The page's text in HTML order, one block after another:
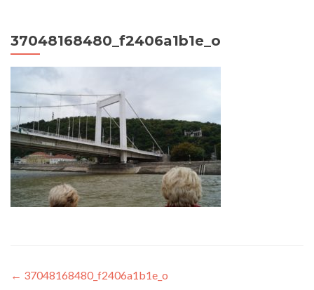
37048168480_f2406a1b1e_o
← 37048168480_f2406a1b1e_o